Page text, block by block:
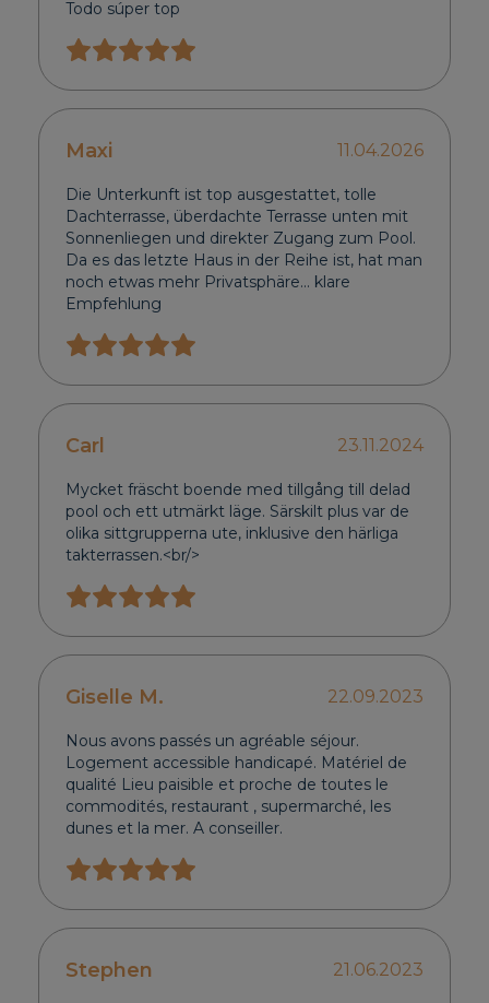
Todo súper top
Maxi 11.04.2026
Die Unterkunft ist top ausgestattet, tolle
Dachterrasse, überdachte Terrasse unten mit
Sonnenliegen und direkter Zugang zum Pool.
Da es das letzte Haus in der Reihe ist, hat man
noch etwas mehr Privatsphäre... klare
Empfehlung
Carl 23.11.2024
Mycket fräscht boende med tillgång till delad
pool och ett utmärkt läge. Särskilt plus var de
olika sittgrupperna ute, inklusive den härliga
takterrassen.<br/>
Giselle M. 22.09.2023
Nous avons passés un agréable séjour.
Logement accessible handicapé. Matériel de
qualité Lieu paisible et proche de toutes le
commodités, restaurant , supermarché, les
dunes et la mer. A conseiller.
Stephen 21.06.2023